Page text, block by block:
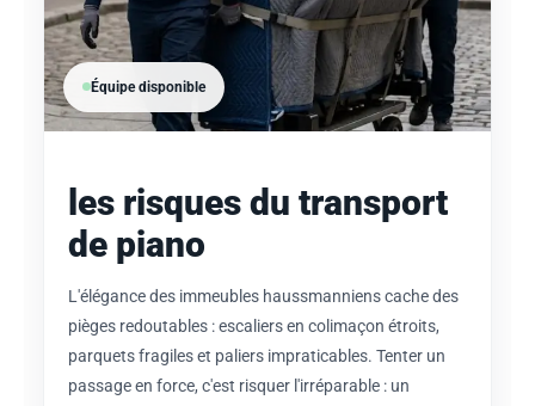
Équipe disponible
les risques du transport
de piano
L'élégance des immeubles haussmanniens cache des
pièges redoutables : escaliers en colimaçon étroits,
parquets fragiles et paliers impraticables. Tenter un
passage en force, c'est risquer l'irréparable : un